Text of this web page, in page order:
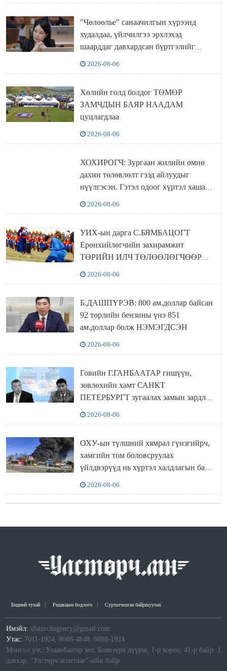
"Чөлөөлье" санаачилгын хүрээнд
худалдаа, үйлчилгээ эрхлэхэд
шаарддаг давхардсан бүртгэлийг
2026-08-06
Хөлийн голд болдог ТӨМӨР
ЗАМЧДЫН БАЯР НААДАМ
цуцлагдлаа
2026-08-06
ХОХИРОГЧ: Зургаан жилийн өмнө
дахин төлөвлөлт гээд айлуудыг
нүүлгэсэн. Гэтэл одоог хүртэл хашаа
2026-08-06
УИХ-ын дарга С.БЯМБАЦОГТ
Ерөнхийлөгчийн захирамжит
ТӨРИЙН ИЛЧ ТӨЛӨӨЛӨГЧӨӨР
2026-08-06
Б.ДАШПҮРЭВ: 800 ам.доллар байсан
92 төрлийн бензины үнэ 851
ам.доллар болж НЭМЭГДСЭН
2026-08-06
Говийн Г.ГАНБААТАР гишүүн,
зөвлөхийн хамт САНКТ
ПЕТЕРБУРГТ зугаалах замын зардлаа
2026-08-06
ОХУ-ын түлшний хямрал гүнзгийрч,
хамгийн том боловсруулах
үйлдвэрүүд нь хүртэл халдлагын бай
2026-08-06
Бидний тухай Редакцын бодлого Сурталчилгаа байршуулах
Имэйл: ulsturchagency@gmail.com
Утас: 7011-1924, 8088-4848, 8888-1924
Монгол улс, Улаанбаатар хот, Баянзүрх дүүрэг, 1-р хороо, 41-р байр, 1
давхар, "Улстөрч агентлаг"-ийн байр